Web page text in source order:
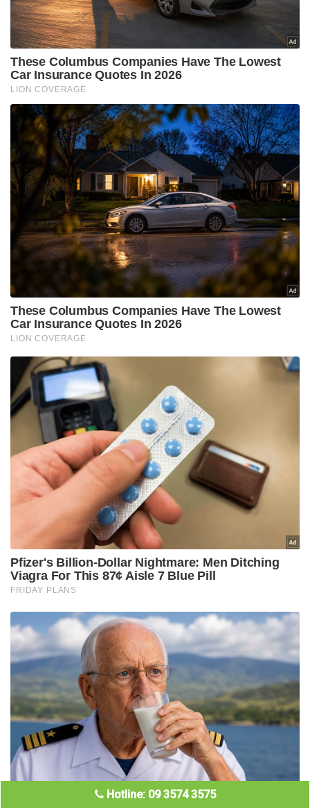
Hotline: 09 3574 3575